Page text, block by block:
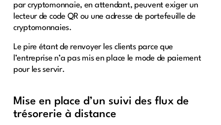
par cryptomonnaie, en attendant, peuvent exiger un
lecteur de code QR ou une adresse de portefeuille de
cryptomonnaies.
Le pire étant de renvoyer les clients parce que
l’entreprise n’a pas mis en place le mode de paiement
pour les servir.
Mise en place d’un suivi des flux de
trésorerie à distance